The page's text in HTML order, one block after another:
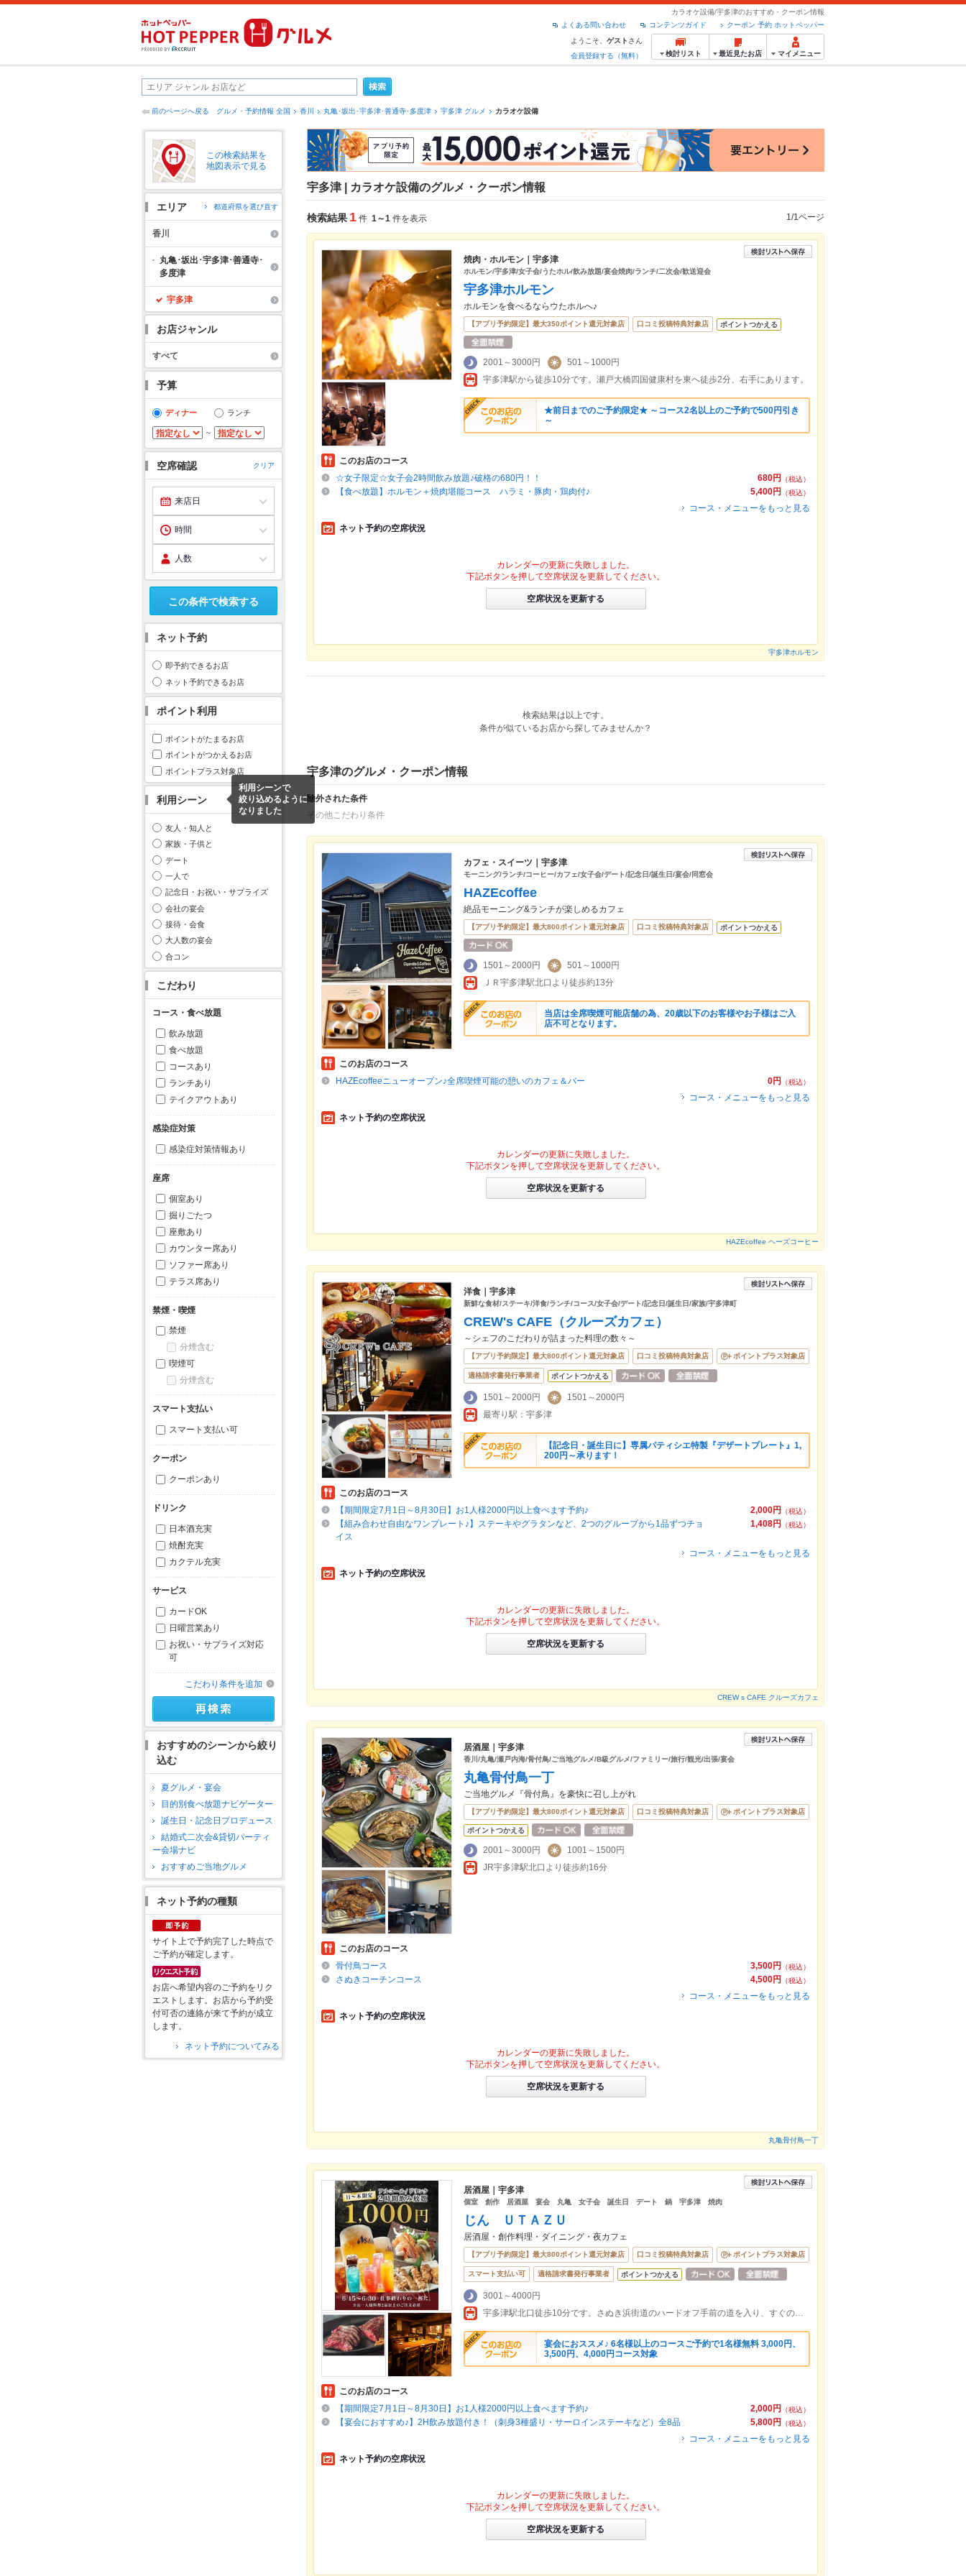
カラオケ設備/宇多津のおすすめ・クーポン情報
クーポン 予約 ホットペッパー
コンテンツガイド
よくある問い合わせ
ようこそ、 ゲスト さん
会員登録する（無料）
検討リスト 最近見たお店 マイメニュー
前のページへ戻る グルメ・予約情報 全国 香川 丸亀･坂出･宇多津･善通寺･多度津 宇多津 グルメ カラオケ設備
この検索結果を
地図表示で見る
エリア 都道府県を選び直す
香川
丸亀･坂出･宇多津･善通寺･
多度津
宇多津
お店ジャンル
すべて
予算
ディナー ランチ
～
空席確認 クリア
この条件で検索する
ネット予約
即予約できるお店
ネット予約できるお店
ポイント利用
ポイントがたまるお店
ポイントがつかえるお店
ポイントプラス対象店
利用シーン
利用シーンで
絞り込めるように
なりました
友人・知人と
家族・子供と
デート
一人で
記念日・お祝い・サプライズ
会社の宴会
接待・会食
大人数の宴会
合コン
こだわり
コース・食べ放題
飲み放題
食べ放題
コースあり
ランチあり
テイクアウトあり
感染症対策
感染症対策情報あり
座席
個室あり
掘りごたつ
座敷あり
カウンター席あり
ソファー席あり
テラス席あり
禁煙・喫煙
禁煙
分煙含む
喫煙可
分煙含む
スマート支払い
スマート支払い可
クーポン
クーポンあり
ドリンク
日本酒充実
焼酎充実
カクテル充実
サービス
カードOK
日曜営業あり
お祝い・サプライズ対応
可
こだわり条件を追加
おすすめのシーンから絞り
込む
夏グルメ・宴会
目的別食べ放題ナビゲーター
誕生日・記念日プロデュース
結婚式二次会&貸切パーティ
ー会場ナビ
おすすめご当地グルメ
ネット予約の種類
サイト上で予約完了した時点で
ご予約が確定します。
お店へ希望内容のご予約をリク
エストします。お店から予約受
付可否の連絡が来て予約が成立
します。
ネット予約についてみる
宇多津 | カラオケ設備のグルメ・クーポン情報
検索結果 1 件 1～1 件を表示 1/1ページ
焼肉・ホルモン｜宇多津
ホルモン/宇多津/女子会/うたホル/飲み放題/宴会焼肉/ランチ/二次会/歓送迎会
宇多津ホルモン
ホルモンを食べるならウたホルへ♪
【アプリ予約限定】最大350ポイント還元対象店 口コミ投稿特典対象店 ポイントつかえる
2001～3000円
501～1000円
宇多津駅から徒歩10分です。瀬戸大橋四国健康村を東へ徒歩2分、右手にあります。
★前日までのご予約限定★ ～コース2名以上のご予約で500円引き
～
このお店のコース
680円
（税込）
☆女子限定☆女子会2時間飲み放題♪破格の680円！！
5,400円
（税込）
【食べ放題】ホルモン＋焼肉堪能コース ハラミ・豚肉・鶏肉付♪
コース・メニューをもっと見る
ネット予約の空席状況
カレンダーの更新に失敗しました。
下記ボタンを押して空席状況を更新してください。
空席状況を更新する
宇多津ホルモン
検索結果は以上です。
条件が似ているお店から探してみませんか？
宇多津のグルメ・クーポン情報
除外された条件
その他こだわり条件
カフェ・スイーツ｜宇多津
モーニング/ランチ/コーヒー/カフェ/女子会/デート/記念日/誕生日/宴会/同窓会
HAZEcoffee
絶品モーニング&ランチが楽しめるカフェ
【アプリ予約限定】最大800ポイント還元対象店 口コミ投稿特典対象店 ポイントつかえる
1501～2000円
501～1000円
ＪＲ宇多津駅北口より徒歩約13分
当店は全席喫煙可能店舗の為、20歳以下のお客様やお子様はご入
店不可となります。
このお店のコース
0円
（税込）
HAZEcoffeeニューオープン♪全席喫煙可能の憩いのカフェ＆バー
コース・メニューをもっと見る
ネット予約の空席状況
カレンダーの更新に失敗しました。
下記ボタンを押して空席状況を更新してください。
空席状況を更新する
HAZEcoffee ヘーズコーヒー
洋食｜宇多津
新鮮な食材/ステーキ/洋食/ランチ/コース/女子会/デート/記念日/誕生日/家族/宇多津町
CREW's CAFE（クルーズカフェ）
～シェフのこだわりが詰まった料理の数々～
【アプリ予約限定】最大800ポイント還元対象店 口コミ投稿特典対象店 ポイントプラス対象店
適格請求書発行事業者 ポイントつかえる
1501～2000円
1501～2000円
最寄り駅：宇多津
【記念日・誕生日に】専属パティシエ特製『デザートプレート』1,
200円～承ります！
このお店のコース
2,000円
（税込）
【期間限定7月1日～8月30日】お1人様2000円以上食べます予約♪
1,408円
（税込）
【組み合わせ自由なワンプレート♪】ステーキやグラタンなど、2つのグループから1品ずつチョ
イス
コース・メニューをもっと見る
ネット予約の空席状況
カレンダーの更新に失敗しました。
下記ボタンを押して空席状況を更新してください。
空席状況を更新する
CREW s CAFE クルーズカフェ
居酒屋｜宇多津
香川/丸亀/瀬戸内海/骨付鳥/ご当地グルメ/B級グルメ/ファミリー/旅行/観光/出張/宴会
丸亀骨付鳥一丁
ご当地グルメ『骨付鳥』を豪快に召し上がれ
【アプリ予約限定】最大800ポイント還元対象店 口コミ投稿特典対象店 ポイントプラス対象店
ポイントつかえる
2001～3000円
1001～1500円
JR宇多津駅北口より徒歩約16分
このお店のコース
3,500円
（税込）
骨付鳥コース
4,500円
（税込）
さぬきコーチンコース
コース・メニューをもっと見る
ネット予約の空席状況
カレンダーの更新に失敗しました。
下記ボタンを押して空席状況を更新してください。
空席状況を更新する
丸亀骨付鳥一丁
居酒屋｜宇多津
個室 創作 居酒屋 宴会 丸亀 女子会 誕生日 デート 鍋 宇多津 焼肉
じん ＵＴＡＺＵ
居酒屋・創作料理・ダイニング・夜カフェ
【アプリ予約限定】最大800ポイント還元対象店 口コミ投稿特典対象店 ポイントプラス対象店
スマート支払い可 適格請求書発行事業者 ポイントつかえる
3001～4000円
宇多津駅北口徒歩10分です。さぬき浜街道のハードオフ手前の道を入り、すぐの路地を左折、右側浜田家具のすぐそばです。
宴会におススメ♪ 6名様以上のコースご予約で1名様無料 3,000円、
3,500円、4,000円コース対象
このお店のコース
2,000円
（税込）
【期間限定7月1日～8月30日】お1人様2000円以上食べます予約♪
5,800円
（税込）
【宴会におすすめ♪】2H飲み放題付き！（刺身3種盛り・サーロインステーキなど）全8品
コース・メニューをもっと見る
ネット予約の空席状況
カレンダーの更新に失敗しました。
下記ボタンを押して空席状況を更新してください。
空席状況を更新する